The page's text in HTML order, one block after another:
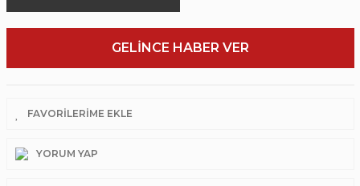
GELİNCE HABER VER
YORUM YAP